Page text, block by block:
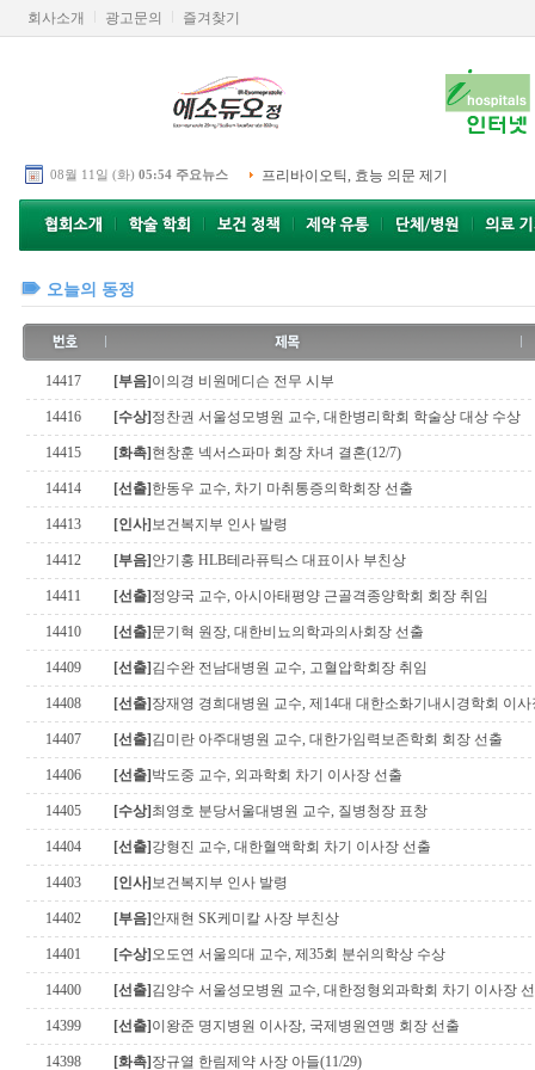
회사소개 광고문의 즐겨찾기
08월 11일 (화) 05:54 주요뉴스 프리바이오틱, 효능 의문 제기
오늘의 동정
14417 [부음] 이의경 비원메디슨 전무 시부
14416 [수상] 정찬권 서울성모병원 교수, 대한병리학회 학술상 대상 수상
14415 [화촉] 현창훈 넥서스파마 회장 차녀 결혼(12/7)
14414 [선출] 한동우 교수, 차기 마취통증의학회장 선출
14413 [인사] 보건복지부 인사 발령
14412 [부음] 안기홍 HLB테라퓨틱스 대표이사 부친상
14411 [선출] 정양국 교수, 아시아태평양 근골격종양학회 회장 취임
14410 [선출] 문기혁 원장, 대한비뇨의학과의사회장 선출
14409 [선출] 김수완 전남대병원 교수, 고혈압학회장 취임
14408 [선출] 장재영 경희대병원 교수, 제14대 대한소화기내시경학회 이사
14407 [선출] 김미란 아주대병원 교수, 대한가임력보존학회 회장 선출
14406 [선출] 박도중 교수, 외과학회 차기 이사장 선출
14405 [수상] 최영호 분당서울대병원 교수, 질병청장 표창
14404 [선출] 강형진 교수, 대한혈액학회 차기 이사장 선출
14403 [인사] 보건복지부 인사 발령
14402 [부음] 안재현 SK케미칼 사장 부친상
14401 [수상] 오도연 서울의대 교수, 제35회 분쉬의학상 수상
14400 [선출] 김양수 서울성모병원 교수, 대한정형외과학회 차기 이사장
14399 [선출] 이왕준 명지병원 이사장, 국제병원연맹 회장 선출
14398 [화촉] 장규열 한림제약 사장 아들(11/29)